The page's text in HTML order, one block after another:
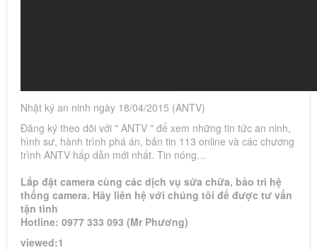
Nhật ký an ninh ngày 18/04/2015 (ANTV)
Đăng ký theo dõi với " ANTV " để xem những tin tức an ninh,
hình sư, hành trình phá án, bản tin 113 online và các chương
trình ANTV hấp dẫn mới nhất. Tin nóng…
Lắp đặt camera cùng các dịch vụ sửa chữa, bảo trì hệ
thống camera. Hãy liên hệ với chúng tôi để được tư vấn
tận tình
Hotline: 0977 333 093 (Mr Phương)
viewed:1